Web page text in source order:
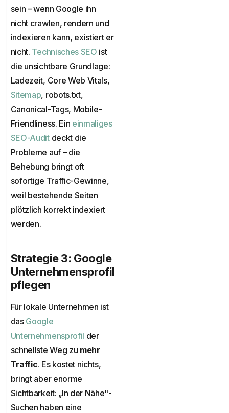
sein – wenn Google ihn
nicht crawlen, rendern und
indexieren kann, existiert er
nicht. Technisches SEO ist
die unsichtbare Grundlage:
Ladezeit, Core Web Vitals,
Sitemap, robots.txt,
Canonical-Tags, Mobile-
Friendliness. Ein einmaliges
SEO-Auditdeckt die
Probleme auf – die
Behebung bringt oft
sofortige Traffic-Gewinne,
weil bestehende Seiten
plötzlich korrekt indexiert
werden.
Strategie 3: Google
Unternehmensprofil
pflegen
Für lokale Unternehmen ist
das Google
Unternehmensprofil der
schnellste Weg zu mehr
Traffic. Es kostet nichts,
bringt aber enorme
Sichtbarkeit: „In der Nähe"-
Suchen haben eine